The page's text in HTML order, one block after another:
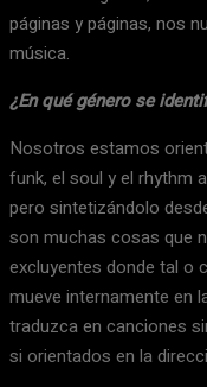
páginas y páginas, nos
música.
¿En qué género se
Nosotros estamos
funk, el soul y el rhythm
pero sintetizándolo
son muchas cosas que
excluyentes donde tal o
mueve internamente en
traduzca en canciones
si orientados en la